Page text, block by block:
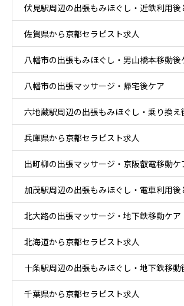
伏見駅周辺の出張もみほぐし・近鉄利用後
佐賀県から京都セラピスト求人
八幡市の出張もみほぐし・男山橋本移動後
八幡市の出張マッサージ・帰宅後ケア
六地蔵駅周辺の出張もみほぐし・乗り換え
兵庫県から京都セラピスト求人
出町柳の出張マッサージ・京阪叡電移動ケ
加茂駅周辺の出張もみほぐし・電車利用後
北大路の出張マッサージ・地下鉄移動ケア
北海道から京都セラピスト求人
十条駅周辺の出張もみほぐし・地下鉄移動
ア
千葉県から京都セラピスト求人